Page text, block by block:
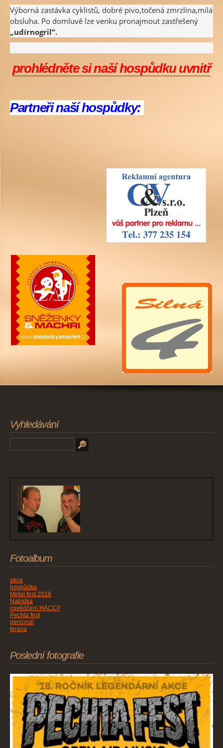
Výborná zastávka cyklistů, dobré pivo,točená zmrzlina,milá
obsluha. Po domluvě lze venku pronajmout zastřešený
„udírnogril“.
prohlédněte si naší hospůdku uvnitř
Partneři naší hospůdky:
Vyhledávání
Fotoalbum
akce
hospůdka
Metal fest 2018
Nabídka
osvědčení HACCP
Pechta fest
personál
terasa
Poslední fotografie